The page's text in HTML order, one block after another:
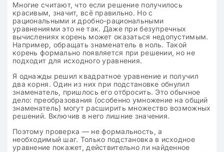
Многие считают, что если решение получилось
красивым, значит, всё правильно. Но с
рациональными и дробно-рациональными
уравнениями это не так. Даже при безупречных
вычислениях корень может оказаться недопустимым.
Например, обращать знаменатель в ноль. Такой
корень формально появляется при решении, но не
подходит для исходного уравнения.
Я однажды решил квадратное уравнение и получил
два корня. Один из них при подстановке обнулил
знаменатель, пришлось его отбросить. Это обычное
дело: преобразования (особенно умножение на общий
знаменатель) могут расширить множество возможных
решений. Включив в него лишние значения.
Поэтому проверка — не формальность, а
необходимый шаг. Только подстановка в исходное
уравнение покажет, действительно ли найденное